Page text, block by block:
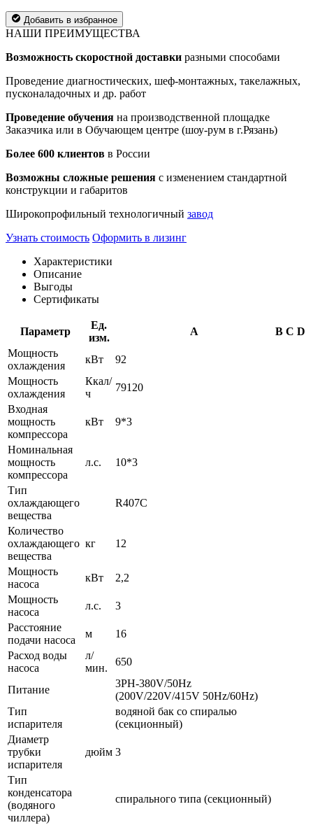
Добавить в избранное
НАШИ ПРЕИМУЩЕСТВА
Возможность скоростной доставки разными способами
Проведение диагностических, шеф-монтажных, такелажных,
пусконаладочных и др. работ
Проведение обучения на производственной площадке
Заказчика или в Обучающем центре (шоу-рум в г.Рязань)
Более 600 клиентов в России
Возможны сложные решения с изменением стандартной
конструкции и габаритов
Широкопрофильный технологичный завод
Узнать стоимость Оформить в лизинг
Характеристики
Описание
Выгоды
Сертификаты
Параметр
Ед.
изм.
A B C D
Мощность
охлаждения
кВт
92
Мощность
охлаждения
Ккал/
ч
79120
Входная
мощность
компрессора
кВт 9*3
Номинальная
мощность
компрессора
л.с. 10*3
Тип
охлаждающего
вещества
R407C
Количество
охлаждающего
вещества
кг 12
Мощность
насоса
кВт
2,2
Мощность
насоса
л.с.
3
Расстояние
подачи насоса
м
16
Расход воды
насоса
л/
мин.
650
Питание
3PH-380V/50Hz
(200V/220V/415V 50Hz/60Hz)
Тип
испарителя
водяной бак со спиралью
(секционный)
Диаметр
трубки
испарителя
дюйм 3
Тип
конденсатора
(водяного
чиллера)
спирального типа (секционный)